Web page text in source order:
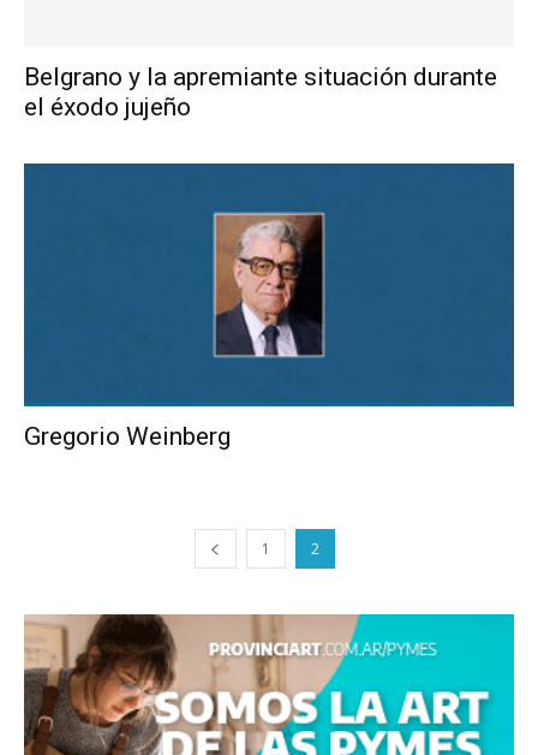
Belgrano y la apremiante situación durante
el éxodo jujeño
Gregorio Weinberg
1 2